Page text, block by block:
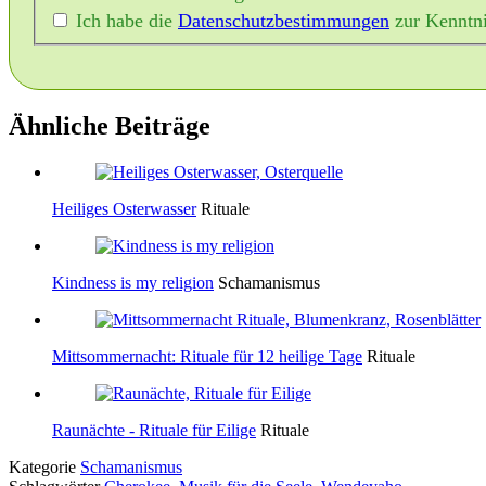
Ich habe die Datenschutzbestimmungen zur
Ähnliche Beiträge
Heiliges OsterwasserRituale
Kindness is my religion Schamanismus
Mittsommernacht: Rituale für 12 heilige Tage Rituale
Raunächte - Rituale für Eilige Rituale
Kategorie Schamanismus